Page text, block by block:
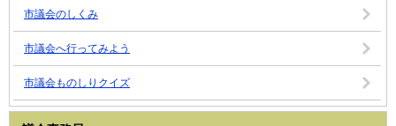
市議会のしくみ
市議会へ行ってみよう
市議会ものしりクイズ